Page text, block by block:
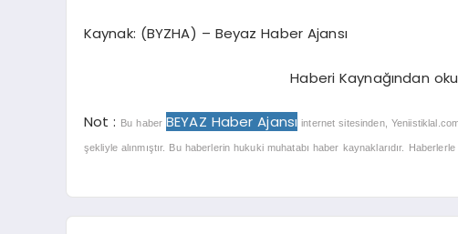
Kaynak: (BYZHA) – Beyaz Haber Ajansı
Haberi Kaynağından
Not : Bu haber BEYAZ Haber Ajansı internet sitesinden,
şekliyle alınmıştır. Bu haberlerin hukuki muhatabı haber kaynaklarıdır.